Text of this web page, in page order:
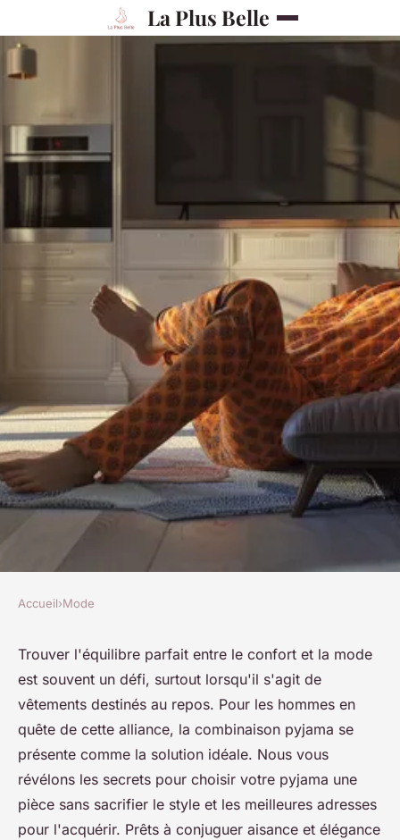
La Plus Belle
Confort et style : où acheter
une combinaison pyjama
homme
raymonde •28 mai 2024•3 min de lecture
Accueil›Mode
Trouver l'équilibre parfait entre le confort et la mode
est souvent un défi, surtout lorsqu'il s'agit de
vêtements destinés au repos. Pour les hommes en
quête de cette alliance, la combinaison pyjama se
présente comme la solution idéale. Nous vous
révélons les secrets pour choisir votre pyjama une
pièce sans sacrifier le style et les meilleures adresses
pour l'acquérir. Prêts à conjuguer aisance et élégance